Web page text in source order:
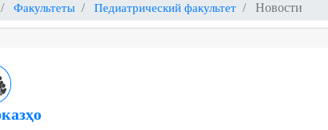
Факультеты Педиатрический факультет Новости